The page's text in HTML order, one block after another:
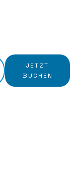
JETZT
BUCHEN